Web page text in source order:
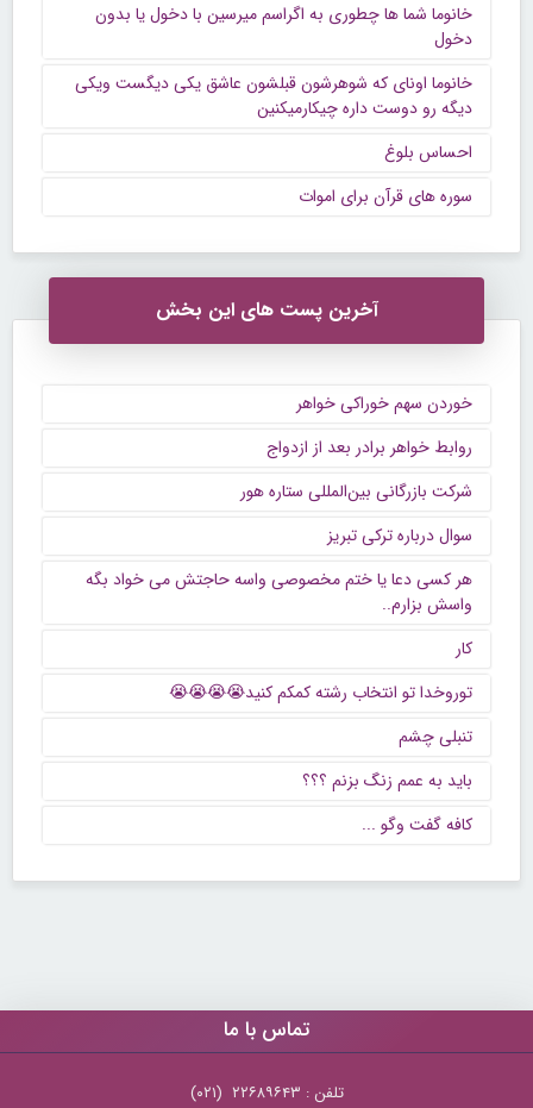
خانوما شما ها چطوری به اگراسم میرسین با دخول یا بدون
دخول
خانوما اونای که شوهرشون قبلشون عاشق یکی دیگست ویکی
دیگه رو دوست داره چیکارمیکنین
احساس بلوغ
سوره های قرآن برای اموات
آخرین پست های این بخش
خوردن سهم خوراکی خواهر
روابط خواهر برادر بعد از ازدواج
شرکت بازرگانی بین‌المللی ستاره هور
سوال درباره ترکی تبریز
هر کسی دعا یا ختم مخصوصی واسه حاجتش می خواد بگه
واسش بزارم..
کار
توروخدا تو انتخاب رشته کمکم کنید😭😭😭😭
تنبلی چشم
باید به عمم زنگ بزنم ؟؟؟
كافه گفت وگو ...
تماس با ما
تلفن : ۲۲۶۸۹۶۴۳ (۰۲۱)